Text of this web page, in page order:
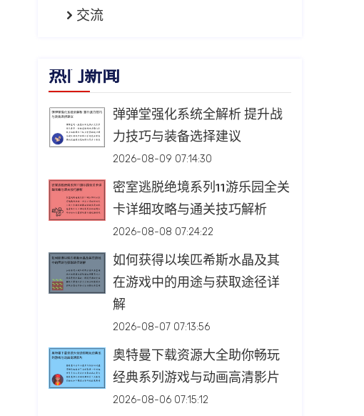
交流
热门新闻
弹弹堂强化系统全解析 提升战
力技巧与装备选择建议
2026-08-09 07:14:30
密室逃脱绝境系列11游乐园全关
卡详细攻略与通关技巧解析
2026-08-08 07:24:22
如何获得以埃匹希斯水晶及其
在游戏中的用途与获取途径详
解
2026-08-07 07:13:56
奥特曼下载资源大全助你畅玩
经典系列游戏与动画高清影片
2026-08-06 07:15:12